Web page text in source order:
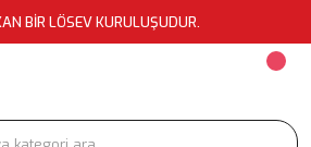
BİR LÖSEV KURULUŞUDUR.